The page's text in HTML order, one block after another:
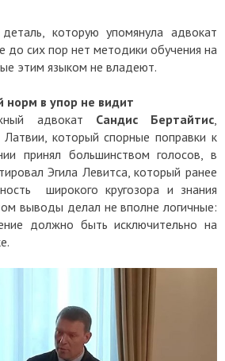
которую упомянула адвокат
до сих пор нет методики обучения на
этим языком не владеют.
норм в упор не видит
адвокат Сандис Бертайтис,
Латвии, который спорные поправки к
принял большинством голосов, в
Эгила Левитса, который ранее
широкого кругозора и знания
выводы делал не вполне логичные:
должно быть исключительно на